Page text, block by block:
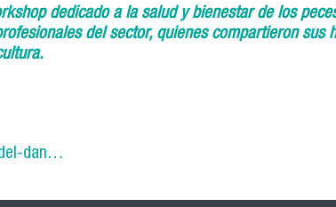
dedicado a la salud y bienestar de los
del sector, quienes compartieron sus
dan…